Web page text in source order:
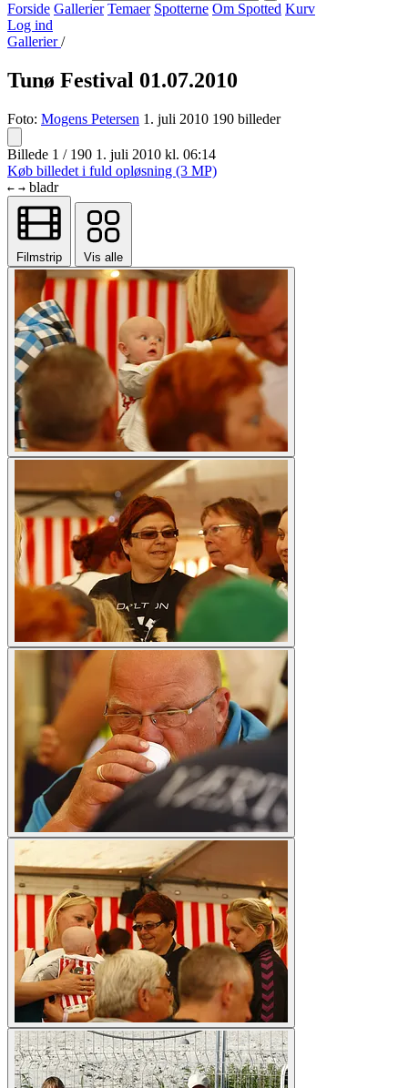
Forside Gallerier Temaer Spotterne Om Spotted Kurv
Log ind
Gallerier/
Tunø Festival 01.07.2010
Foto: Mogens Petersen 1. juli 2010 190 billeder
Billede 1 / 190 1. juli 2010 kl. 06:14
Køb billedet i fuld opløsning (3 MP)
← → bladr
Filmstrip Vis alle